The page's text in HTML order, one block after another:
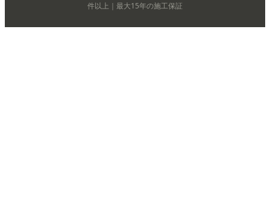
件以上｜最大15年の施工保証